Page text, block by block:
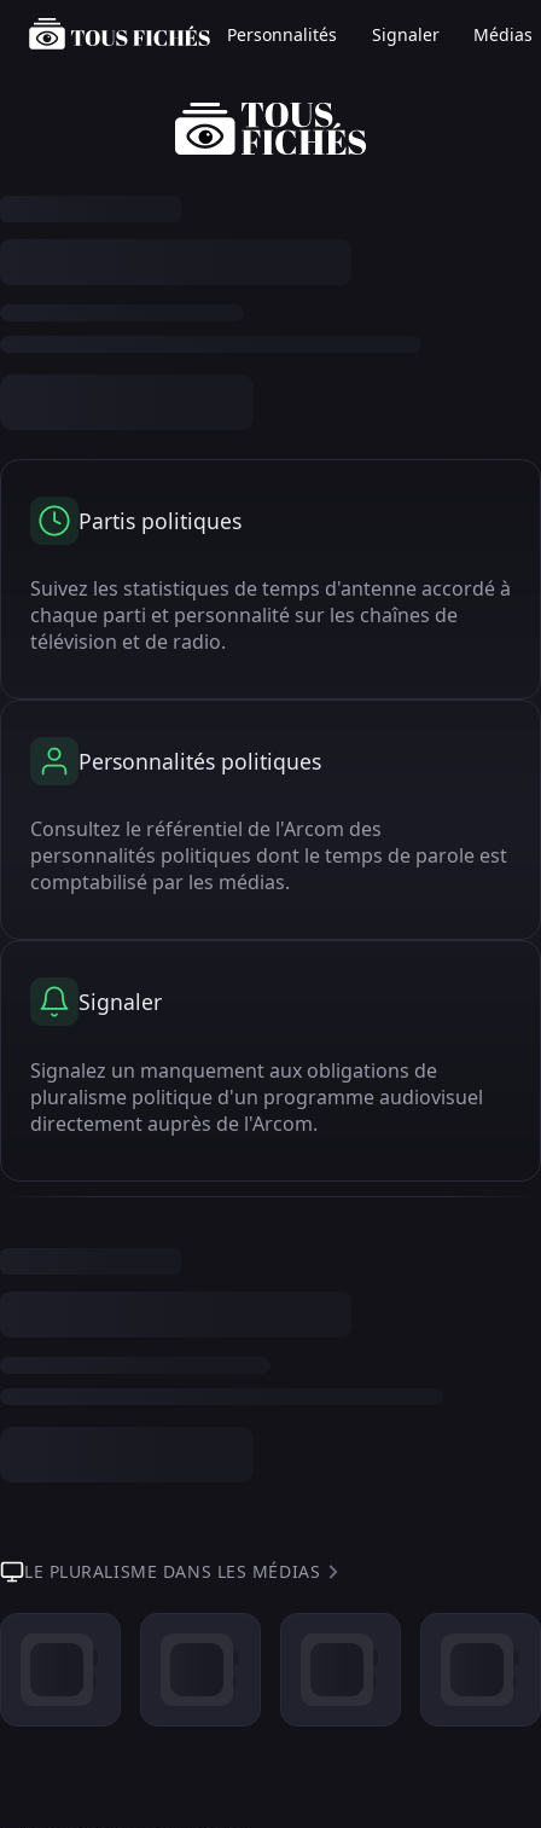
Personnalités Signaler Médias
Partis politiques
Suivez les statistiques de temps d'antenne accordé à
chaque parti et personnalité sur les chaînes de
télévision et de radio.
Personnalités politiques
Consultez le référentiel de l'Arcom des
personnalités politiques dont le temps de parole est
comptabilisé par les médias.
Signaler
Signalez un manquement aux obligations de
pluralisme politique d'un programme audiovisuel
directement auprès de l'Arcom.
LE PLURALISME DANS LES MÉDIAS